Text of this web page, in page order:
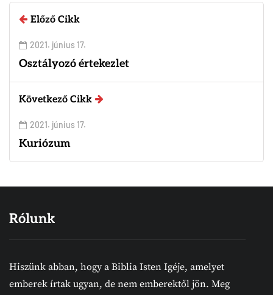
Előző Cikk
2021. június 17.
Osztályozó értekezlet
Következő Cikk
2021. június 17.
Kuriózum
Rólunk
Hiszünk abban, hogy a Biblia Isten Igéje, amelyet
emberek írtak ugyan, de nem emberektől jön. Meg